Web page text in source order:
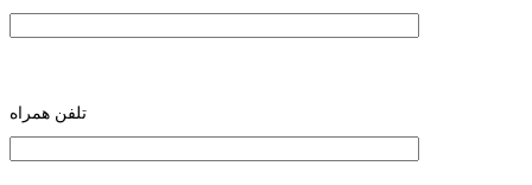
تلفن همراه